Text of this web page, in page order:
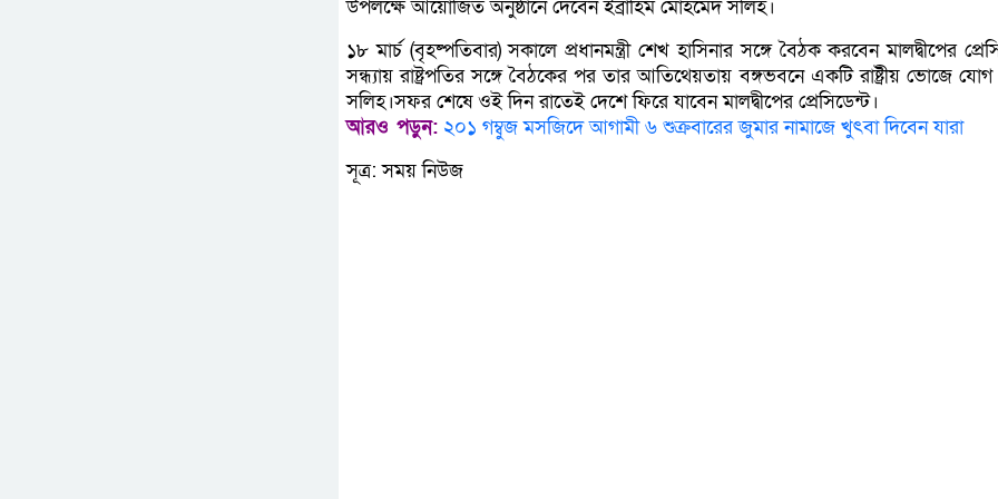
উপলক্ষে আয়োজিত অনুষ্ঠানে দেবেন ইব্রাহিম মোহমেদ সলিহ।
১৮ মার্চ (বৃহষ্পতিবার) সকালে প্রধানমন্ত্রী শেখ হাসিনার সঙ্গে বৈঠক করবেন মালদ্বীপের
সন্ধ্যায় রাষ্ট্রপতির সঙ্গে বৈঠকের পর তার আতিথেয়তায় বঙ্গভবনে একটি রাষ্ট্রীয় ভোজে
সলিহ।সফর শেষে ওই দিন রাতেই দেশে ফিরে যাবেন মালদ্বীপের প্রেসিডেন্ট।
আরও পড়ুন: ২০১ গম্বুজ মসজিদে আগামী ৬ শুক্রবারের জুমার নামাজে খুৎবা দিবেন যারা
সূত্র: সময় নিউজ